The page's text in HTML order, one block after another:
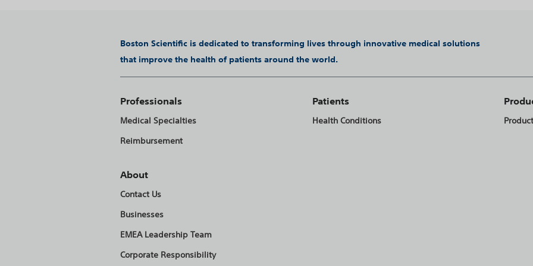
Boston Scientific is dedicated to transforming lives through innovative medical solutions
that improve the health of patients around the world.
Professionals
Medical Specialties
Reimbursement
Patients
Health Conditions
About
Contact Us
Businesses
EMEA Leadership Team
Corporate Responsibility